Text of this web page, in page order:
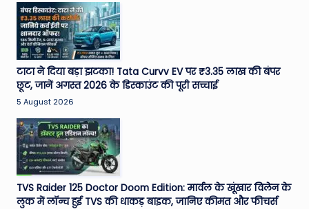
टाटा ने दिया बड़ा झटका! Tata Curvv EV पर ₹3.35 लाख की बंपर
छूट, जानें अगस्त 2026 के डिस्काउंट की पूरी सच्चाई
5 August 2026
TVS Raider 125 Doctor Doom Edition: मार्वल के खूंखार विलेन के
लुक में लॉन्च हुई TVS की धाकड़ बाइक, जानिए कीमत और फीचर्स